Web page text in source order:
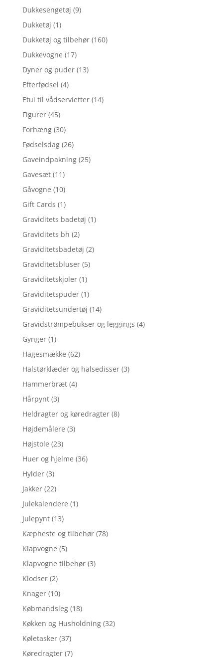
Dukkesengetøj (9)
Dukketøj (1)
Dukketøj og tilbehør (160)
Dukkevogne (17)
Dyner og puder (13)
Efterfødsel (4)
Etui til vådservietter (14)
Figurer (45)
Forhæng (30)
Fødselsdag (26)
Gaveindpakning (25)
Gavesæt (11)
Gåvogne (10)
Gift Cards (1)
Graviditets badetøj (1)
Graviditets bh (2)
Graviditetsbadetøj (2)
Graviditetsbluser (5)
Graviditetskjoler (1)
Graviditetspuder (1)
Graviditetsundertøj (14)
Gravidstrømpebukser og leggings (4)
Gynger (1)
Hagesmække (62)
Halstørklæder og halsedisser (3)
Hammerbræt (4)
Hårpynt (3)
Heldragter og køredragter (8)
Højdemålere (3)
Højstole (23)
Huer og hjelme (36)
Hylder (3)
Jakker (22)
Julekalendere (1)
Julepynt (13)
Kæpheste og tilbehør (78)
Klapvogne (5)
Klapvogne tilbehør (3)
Klodser (2)
Knager (10)
Købmandsleg (18)
Køkken og Husholdning (32)
Køletasker (37)
Køredragter (7)